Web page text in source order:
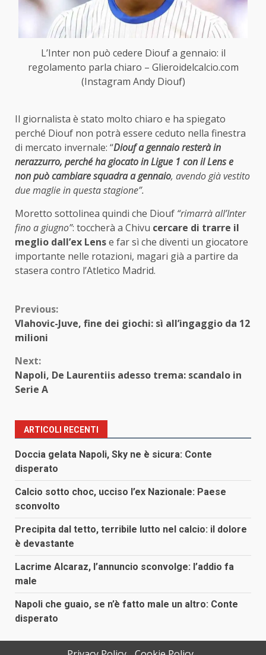
L’Inter non può cedere Diouf a gennaio: il
regolamento parla chiaro – Glieroidelcalcio.com
(Instagram Andy Diouf)
Il giornalista è stato molto chiaro e ha spiegato
perché Diouf non potrà essere ceduto nella finestra
di mercato invernale: “Diouf a gennaio resterà in
nerazzurro, perché ha giocato in Ligue 1 con il Lens e
non può cambiare squadra a gennaio, avendo già vestito
due maglie in questa stagione”.
Moretto sottolinea quindi che Diouf “rimarrà all’Inter
fino a giugno”: toccherà a Chivu cercare di trarre il
meglio dall’ex Lense far sì che diventi un giocatore
importante nelle rotazioni, magari già a partire da
stasera contro l’Atletico Madrid.
Continue
Reading
Previous:
Vlahovic-Juve, fine dei giochi: sì all’ingaggio da 12
milioni
Next:
Napoli, De Laurentiis adesso trema: scandalo in
Serie A
ARTICOLI RECENTI
Doccia gelata Napoli, Sky ne è sicura: Conte
disperato
Calcio sotto choc, ucciso l’ex Nazionale: Paese
sconvolto
Precipita dal tetto, terribile lutto nel calcio: il dolore
è devastante
Lacrime Alcaraz, l’annuncio sconvolge: l’addio fa
male
Napoli che guaio, se n’è fatto male un altro: Conte
disperato